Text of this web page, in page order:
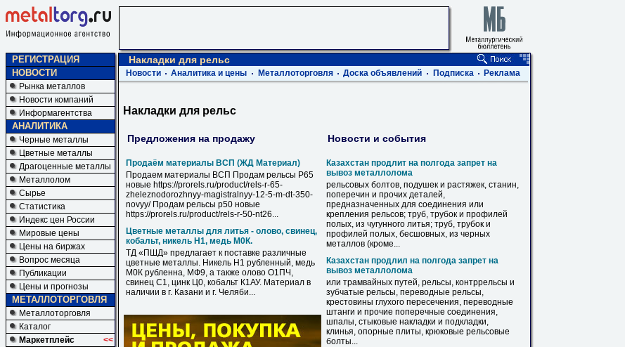
РЕГИСТРАЦИЯ
НОВОСТИ
Рынка металлов
Новости компаний
Информагентства
АНАЛИТИКА
Черные металлы
Цветные металлы
Драгоценные металлы
Металлолом
Сырье
Статистика
Индекс цен России
Мировые цены
Цены на биржах
Вопрос месяца
Публикации
Цены и прогнозы
МЕТАЛЛОТОРГОВЛЯ
Металлоторговля
Каталог
Маркетплейс
<<
Накладки для рельс
Новости Аналитика и цены Металлоторговля Доска объявлений Подписка Реклама
Накладки для рельс
Предложения на продажу
Продаём материалы ВСП (ЖД Материал)
Продаем материалы ВСП Продам рельсы Р65
новые https://prorels.ru/product/rels-r-65-
zheleznodorozhnyy-magistralnyy-12-5-m-dt-350-
novyy/ Продам рельсы р50 новые
https://prorels.ru/product/rels-r-50-nt26...
Цветные металлы для литья - олово, свинец,
кобальт, никель Н1, медь М0К.
ТД «ПШД» предлагает к поставке различные
цветные металлы. Никель Н1 рубленный, медь
М0К рубленна, МФ9, а также олово О1ПЧ,
свинец С1, цинк Ц0, кобальт К1АУ. Материал в
наличии в г. Казани и г. Челяби...
Новости и события
Казахстан продлит на полгода запрет на
вывоз металлолома
рельсовых болтов, подушек и растяжек, станин,
поперечин и прочих деталей,
предназначенных для соединения или
крепления рельсов; труб, трубок и профилей
полых, из чугунного литья; труб, трубок и
профилей полых, бесшовных, из черных
металлов (кроме...
Казахстан продлил на полгода запрет на
вывоз металлолома
или трамвайных путей, рельсы, контррельсы и
зубчатые рельсы, переводные рельсы,
крестовины глухого пересечения, переводные
штанги и прочие поперечные соединения,
шпалы, стыковые накладки и подкладки,
клинья, опорные плиты, крюковые рельсовые
болты...